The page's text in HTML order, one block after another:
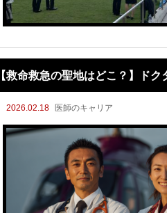
【救命救急の聖地はどこ？】ド
比較
2026.02.18 医師のキャリア